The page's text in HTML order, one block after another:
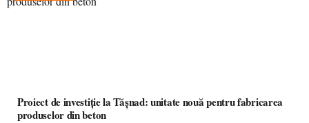
Proiect de investiție la Tășnad: unitate nouă pentru fabricarea
produselor din beton